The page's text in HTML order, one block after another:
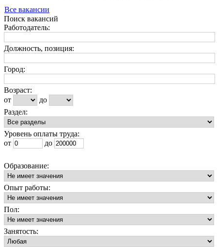
Все вакансии
Поиск вакансий
Работодатель:
Должность, позиция:
Город:
Возраст:
от
до
Раздел:
Уровень оплаты труда:
от
до
Образование:
Опыт работы:
Пол:
Занятость: